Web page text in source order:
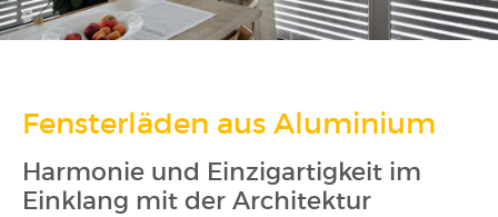
SOMMERAKTION
Fensterläden aus Aluminium
Harmonie und Einzigartigkeit im
Einklang mit der Architektur